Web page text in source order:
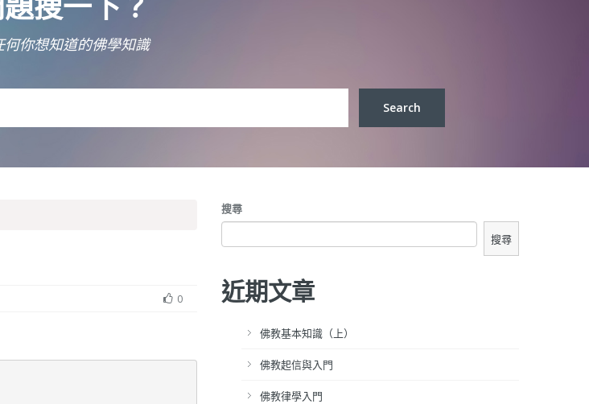
何你想知道的佛學知識
0
搜尋
搜尋
近期文章
佛教基本知識（上）
佛教起信與入門
佛教律學入門